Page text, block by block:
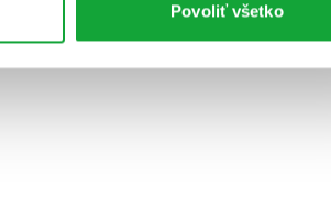
Povoliť všetko